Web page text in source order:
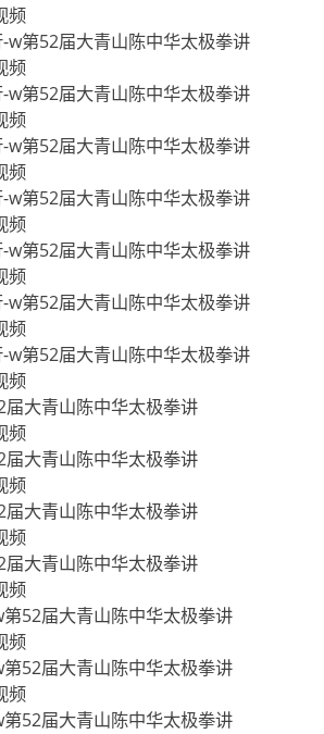
频
w第52届大青山陈中华太极拳讲
频
w第52届大青山陈中华太极拳讲
频
w第52届大青山陈中华太极拳讲
频
w第52届大青山陈中华太极拳讲
频
w第52届大青山陈中华太极拳讲
频
w第52届大青山陈中华太极拳讲
频
w第52届大青山陈中华太极拳讲
频
大青山陈中华太极拳讲
频
大青山陈中华太极拳讲
频
大青山陈中华太极拳讲
频
大青山陈中华太极拳讲
频
52届大青山陈中华太极拳讲
频
52届大青山陈中华太极拳讲
频
52届大青山陈中华太极拳讲